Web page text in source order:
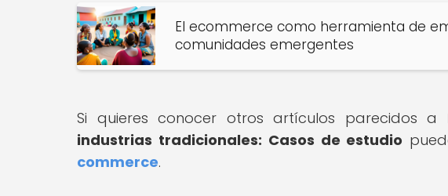
El ecommerce como herramienta de
comunidades emergentes
Si quieres conocer otros artículos parecidos a
industrias tradicionales: Casos de estudio
commerce.